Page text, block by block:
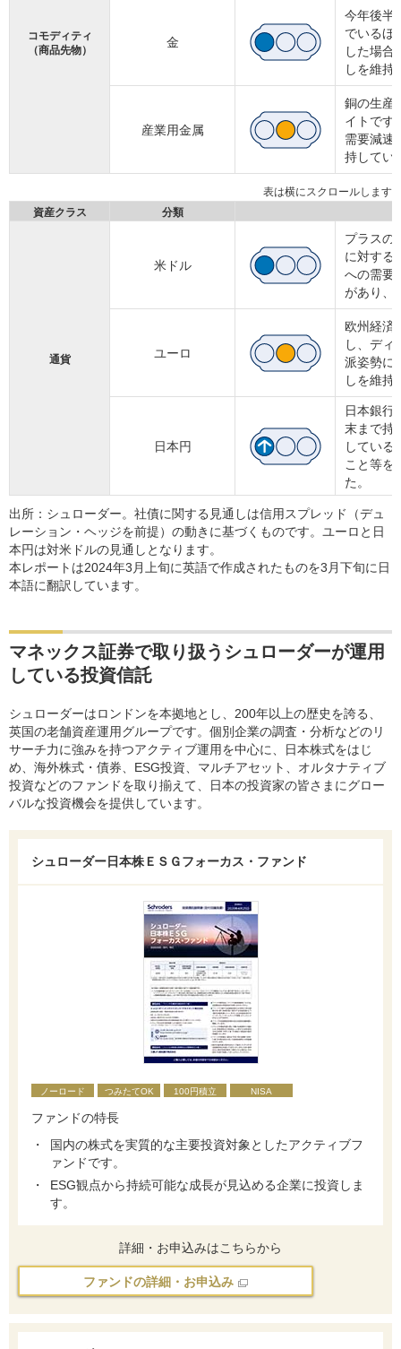
コモディティ
（商品先物）
金
今年後半
でいるほ
した場合
しを維持
産業用金属
銅の生産
イトです
需要減速
持してい
資産クラス 分類
通貨
米ドル
プラスの
に対する
への需要
があり、
ユーロ
欧州経済
し、ディ
派姿勢に
しを維持
日本円
日本銀行
末まで持
している
こと等を
た。
出所：シュローダー。社債に関する見通しは信用スプレッド（デュ
レーション・ヘッジを前提）の動きに基づくものです。ユーロと日
本円は対米ドルの見通しとなります。
本レポートは2024年3月上旬に英語で作成されたものを3月下旬に日
本語に翻訳しています。
マネックス証券で取り扱うシュローダーが運用
している投資信託
シュローダーはロンドンを本拠地とし、200年以上の歴史を誇る、
英国の老舗資産運用グループです。個別企業の調査・分析などのリ
サーチ力に強みを持つアクティブ運用を中心に、日本株式をはじ
め、海外株式・債券、ESG投資、マルチアセット、オルタナティブ
投資などのファンドを取り揃えて、日本の投資家の皆さまにグロー
バルな投資機会を提供しています。
シュローダー日本株ＥＳＧフォーカス・ファンド
ノーロード つみたてOK 100円積立 NISA
ファンドの特長
国内の株式を実質的な主要投資対象としたアクティブフ
ァンドです。
ESG観点から持続可能な成長が見込める企業に投資しま
す。
詳細・お申込みはこちらから
ファンドの詳細・お申込み